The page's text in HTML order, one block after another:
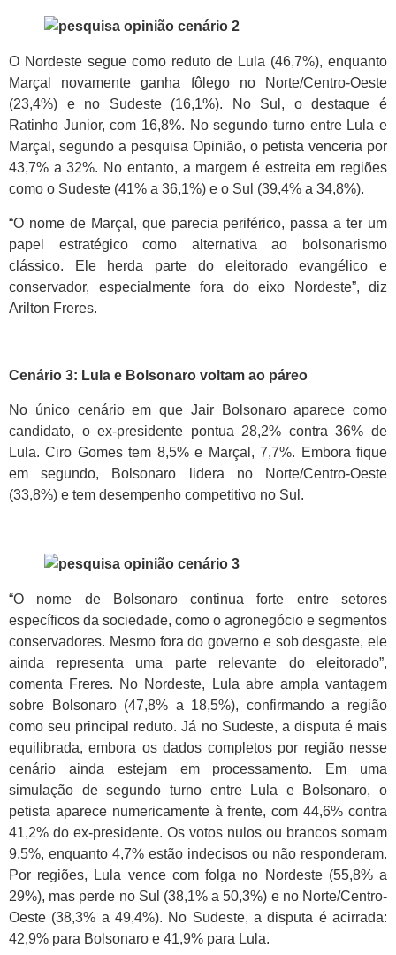
O Nordeste segue como reduto de Lula (46,7%), enquanto
Marçal novamente ganha fôlego no Norte/Centro-Oeste
(23,4%) e no Sudeste (16,1%). No Sul, o destaque é
Ratinho Junior, com 16,8%. No segundo turno entre Lula e
Marçal, segundo a pesquisa Opinião, o petista venceria por
43,7% a 32%. No entanto, a margem é estreita em regiões
como o Sudeste (41% a 36,1%) e o Sul (39,4% a 34,8%).
“O nome de Marçal, que parecia periférico, passa a ter um
papel estratégico como alternativa ao bolsonarismo
clássico. Ele herda parte do eleitorado evangélico e
conservador, especialmente fora do eixo Nordeste”, diz
Arilton Freres.
Cenário 3: Lula e Bolsonaro voltam ao páreo
No único cenário em que Jair Bolsonaro aparece como
candidato, o ex-presidente pontua 28,2% contra 36% de
Lula. Ciro Gomes tem 8,5% e Marçal, 7,7%. Embora fique
em segundo, Bolsonaro lidera no Norte/Centro-Oeste
(33,8%) e tem desempenho competitivo no Sul.
“O nome de Bolsonaro continua forte entre setores
específicos da sociedade, como o agronegócio e segmentos
conservadores. Mesmo fora do governo e sob desgaste, ele
ainda representa uma parte relevante do eleitorado”,
comenta Freres. No Nordeste, Lula abre ampla vantagem
sobre Bolsonaro (47,8% a 18,5%), confirmando a região
como seu principal reduto. Já no Sudeste, a disputa é mais
equilibrada, embora os dados completos por região nesse
cenário ainda estejam em processamento. Em uma
simulação de segundo turno entre Lula e Bolsonaro, o
petista aparece numericamente à frente, com 44,6% contra
41,2% do ex-presidente. Os votos nulos ou brancos somam
9,5%, enquanto 4,7% estão indecisos ou não responderam.
Por regiões, Lula vence com folga no Nordeste (55,8% a
29%), mas perde no Sul (38,1% a 50,3%) e no Norte/Centro-
Oeste (38,3% a 49,4%). No Sudeste, a disputa é acirrada:
42,9% para Bolsonaro e 41,9% para Lula.